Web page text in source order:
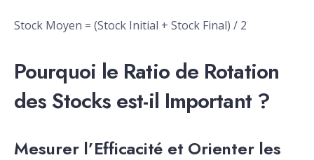
Stock Moyen = (Stock Initial + Stock Final) / 2
Pourquoi le Ratio de Rotation
des Stocks est-il Important ?
Mesurer l’Efficacité et Orienter les